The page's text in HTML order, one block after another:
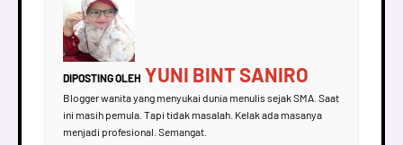
DIPOSTING OLEH YUNI BINT SANIRO
Blogger wanita yang menyukai dunia menulis sejak SMA. Saat
ini masih pemula. Tapi tidak masalah. Kelak ada masanya
menjadi profesional. Semangat.